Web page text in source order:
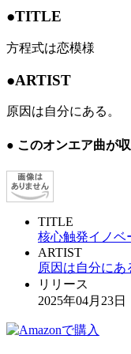
●TITLE
方程式は恋模様
●ARTIST
原因は自分にある。
● このオンエア曲が
TITLE
核心触発イノベ
ARTIST
原因は自分にあ
リリース
2025年04月23日